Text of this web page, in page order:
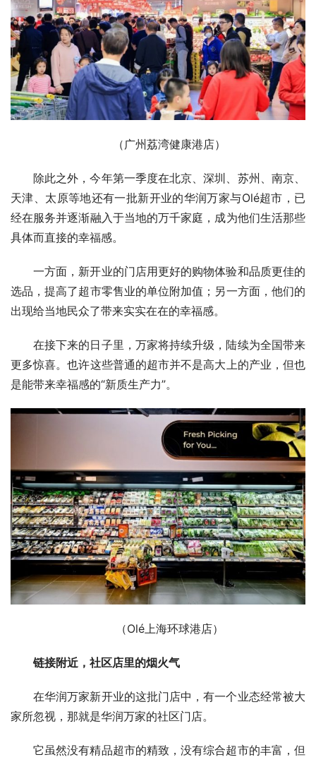
（广州荔湾健康港店）
除此之外，今年第一季度在北京、深圳、苏州、南京、
天津、太原等地还有一批新开业的华润万家与Olé超市，已
经在服务并逐渐融入于当地的万千家庭，成为他们生活那些
具体而直接的幸福感。
一方面，新开业的门店用更好的购物体验和品质更佳的
选品，提高了超市零售业的单位附加值；另一方面，他们的
出现给当地民众了带来实实在在的幸福感。
在接下来的日子里，万家将持续升级，陆续为全国带来
更多惊喜。也许这些普通的超市并不是高大上的产业，但也
是能带来幸福感的“新质生产力”。
（Olé上海环球港店）
链接附近，社区店里的烟火气
在华润万家新开业的这批门店中，有一个业态经常被大
家所忽视，那就是华润万家的社区门店。
它虽然没有精品超市的精致，没有综合超市的丰富，但